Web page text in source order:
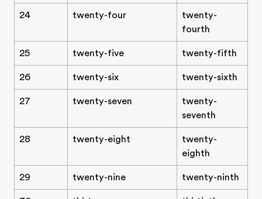
24 twenty-four
twenty-
fourth
25 twenty-five twenty-fifth
26 twenty-six twenty-sixth
27 twenty-seven
twenty-
seventh
28 twenty-eight
twenty-
eighth
29 twenty-nine twenty-ninth